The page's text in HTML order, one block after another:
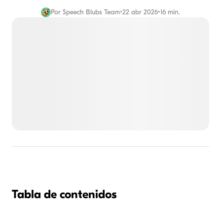
Por Speech Blubs Team•22 abr 2026•16 min.
Tabla de contenidos